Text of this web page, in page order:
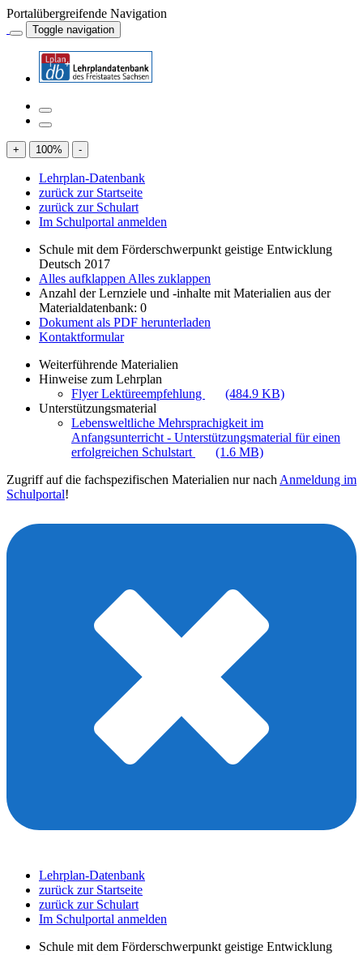
Portalübergreifende Navigation
Toggle navigation
+ 100% -
Lehrplan-Datenbank
zurück zur Startseite
zurück zur Schulart
Im Schulportal anmelden
Schule mit dem Förderschwerpunkt geistige Entwicklung
Deutsch 2017
Alles aufklappen Alles zuklappen
Anzahl der Lernziele und -inhalte mit Materialien aus der
Materialdatenbank: 0
Dokument als PDF herunterladen
Kontaktformular
Weiterführende Materialien
Hinweise zum Lehrplan
Flyer Lektüreempfehlung
(484.9 KB)
Unterstützungsmaterial
Lebensweltliche Mehrsprachigkeit im
Anfangsunterricht - Unterstützungsmaterial für einen
erfolgreichen Schulstart
(1.6 MB)
Zugriff auf die fachspezifischen Materialien nur nach Anmeldung im
Schulportal!
Lehrplan-Datenbank
zurück zur Startseite
zurück zur Schulart
Im Schulportal anmelden
Schule mit dem Förderschwerpunkt geistige Entwicklung